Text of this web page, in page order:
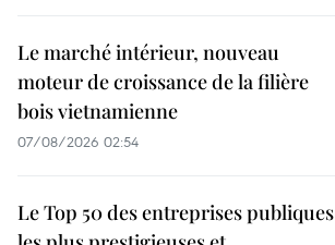
Le marché intérieur, nouveau
moteur de croissance de la filière
bois vietnamienne
07/08/2026 02:54
Le Top 50 des entreprises publiques